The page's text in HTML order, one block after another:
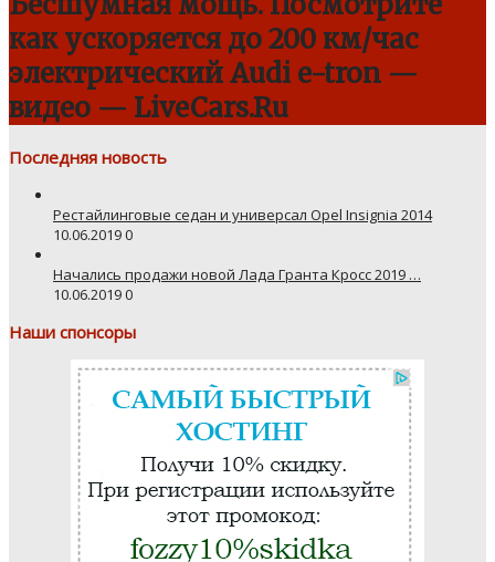
как ускоряется до 200 км/час
электрический Audi e-tron —
видео — LiveCars.Ru
Последняя новость
Рестайлинговые седан и универсал Opel Insignia 2014
10.06.20190
Начались продажи новой Лада Гранта Кросс 2019 …
10.06.20190
Наши спонсоры